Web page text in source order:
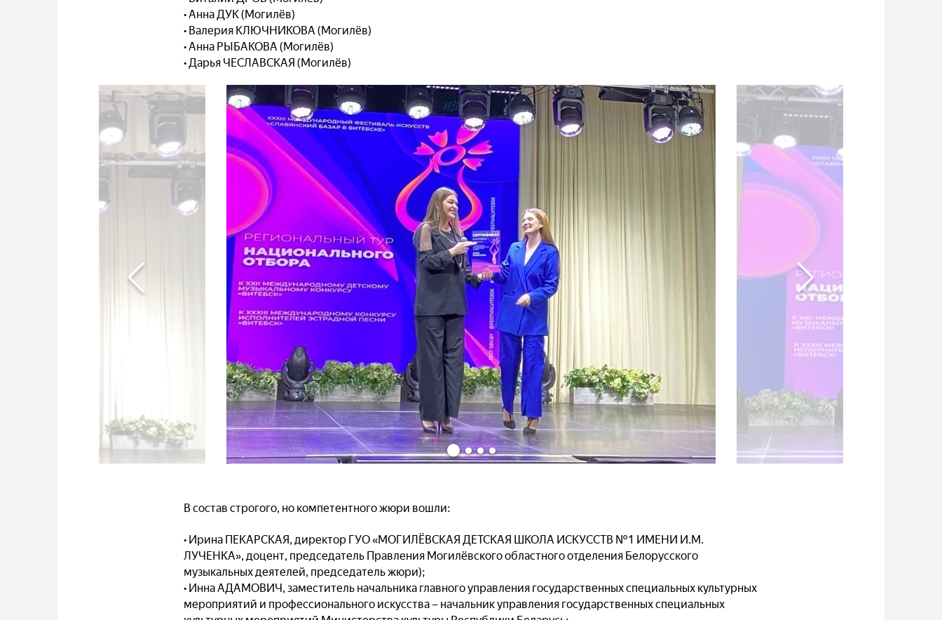
• Анна ДУК (Могилёв)
• Валерия КЛЮЧНИКОВА (Могилёв)
• Анна РЫБАКОВА (Могилёв)
• Дарья ЧЕСЛАВСКАЯ (Могилёв)
В состав строгого, но компетентного жюри вошли:
• Ирина ПЕКАРСКАЯ, директор ГУО «МОГИЛЁВСКАЯ ДЕТСКАЯ ШКОЛА ИСКУССТВ №1 ИМЕНИ И.М.
ЛУЧЕНКА», доцент, председатель Правления Могилёвского областного отделения Белорусского
музыкальных деятелей, председатель жюри);
• Инна АДАМОВИЧ, заместитель начальника главного управления государственных специальных культурных
мероприятий и профессионального искусства – начальник управления государственных специальных